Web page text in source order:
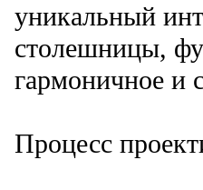
уникальный
столешницы,
гармоничное и
Процесс